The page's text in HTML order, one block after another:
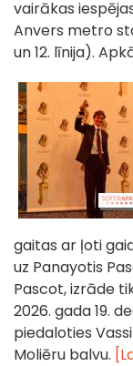
vairākas
Anvers metro
un 12. līnija).
gaitas ar ļoti
uz Panayotis
Pascot, izrāde
2026. gada 19.
piedaloties
Moliēru balvu.